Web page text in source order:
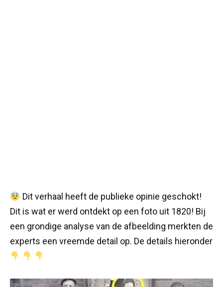
Dit verhaal heeft de publieke opinie geschokt!
Dit is wat er werd ontdekt op een foto uit 1820! Bij
een grondige analyse van de afbeelding merkten de
experts een vreemde detail op. De details hieronder